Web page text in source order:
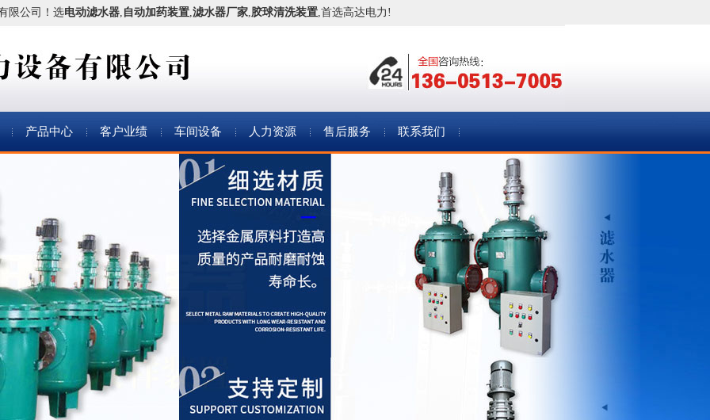
限公司！ 选电动滤水器, 自动加药装置,滤水器厂家,胶球清洗装置,首选高达电力!
产品中心 客户业绩 车间设备 人力资源 售后服务 联系我们